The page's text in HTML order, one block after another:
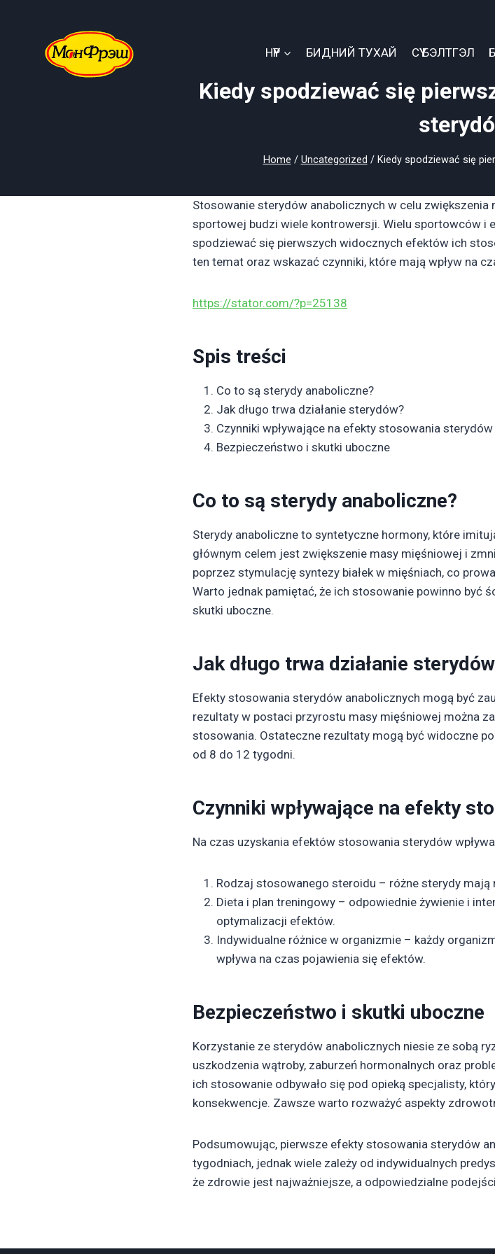
НҮҮР БИДНИЙ ТУХАЙ СҮҮ БЭЛТГЭЛ
Kiedy spodziewać się
Home / Uncategorized / Kiedy spodziewać się
Stosowanie sterydów anabolicznych w celu
sportowej budzi wiele kontrowersji. Wielu sportowców i
spodziewać się pierwszych widocznych efektów ich
ten temat oraz wskazać czynniki, które mają wpływ na
https://stator.com/?p=25138
Spis treści
Co to są sterydy anaboliczne?
Jak długo trwa działanie sterydów?
Czynniki wpływające na efekty stosowania sterydów
Bezpieczeństwo i skutki uboczne
Co to są sterydy anaboliczne?
Sterydy anaboliczne to syntetyczne hormony, które
głównym celem jest zwiększenie masy mięśniowej i
poprzez stymulację syntezy białek w mięśniach, co
Warto jednak pamiętać, że ich stosowanie powinno być
skutki uboczne.
Jak długo trwa działanie
Efekty stosowania sterydów anabolicznych mogą być
rezultaty w postaci przyrostu masy mięśniowej można
stosowania. Ostateczne rezultaty mogą być widoczne
od 8 do 12 tygodni.
Czynniki wpływające na efekty
Na czas uzyskania efektów stosowania sterydów
Rodzaj stosowanego steroidu – różne sterydy mają
Dieta i plan treningowy – odpowiednie żywienie i
optymalizacji efektów.
Indywidualne różnice w organizmie – każdy
wpływa na czas pojawienia się efektów.
Bezpieczeństwo i skutki uboczne
Korzystanie ze sterydów anabolicznych niesie ze sobą
uszkodzenia wątroby, zaburzeń hormonalnych oraz
ich stosowanie odbywało się pod opieką specjalisty,
konsekwencje. Zawsze warto rozważyć aspekty
Podsumowując, pierwsze efekty stosowania sterydów
tygodniach, jednak wiele zależy od indywidualnych
że zdrowie jest najważniejsze, a odpowiedzialne